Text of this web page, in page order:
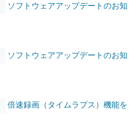
ソフトウェアアップデートのお知
ソフトウェアアップデートのお知
倍速録画（タイムラプス）機能を